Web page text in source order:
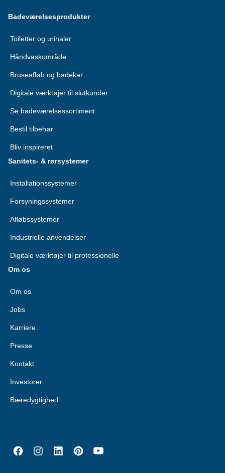
Badeværelsesprodukter
Toiletter og urinaler
Håndvaskområde
Bruseafløb og badekar
Digitale værktøjer til slutkunder
Se badeværelsessortiment
Bestil tilbehør
Bliv inspireret
Sanitets- & rørsystemer
Installationssystemer
Forsyningssystemer
Afløbssystemer
Industrielle anvendelser
Digitale værktøjer til professionelle
Om os
Om os
Jobs
Karriere
Presse
Kontakt
Investorer
Bæredygtighed